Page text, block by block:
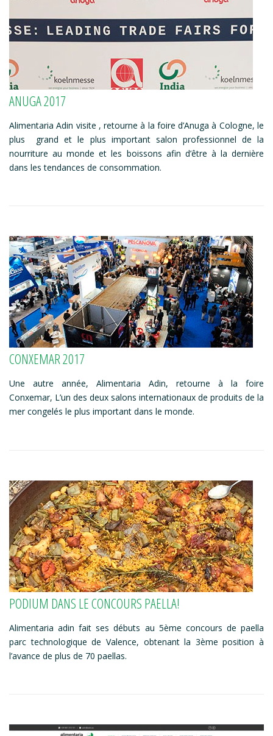
ANUGA 2017
Alimentaria Adin visite , retourne à la foire d’Anuga à Cologne, le
plus grand et le plus important salon professionnel de la
nourriture au monde et les boissons afin d’être à la dernière
dans les tendances de consommation.
CONXEMAR 2017
Une autre année, Alimentaria Adin, retourne à la foire
Conxemar, L’un des deux salons internationaux de produits de la
mer congelés le plus important dans le monde.
PODIUM DANS LE CONCOURS PAELLA!
Alimentaria adin fait ses débuts au 5ème concours de paella
parc technologique de Valence, obtenant la 3ème position à
l’avance de plus de 70 paellas.